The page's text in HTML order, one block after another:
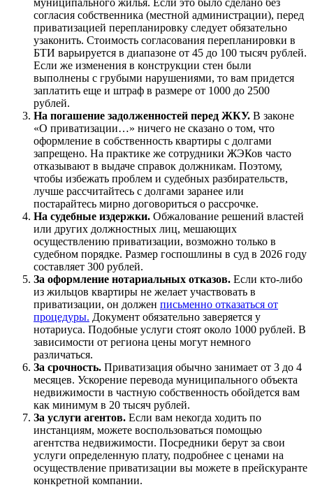
согласия собственника (местной администрации), перед
приватизацией перепланировку следует обязательно
узаконить. Стоимость согласования перепланировки в
БТИ варьируется в диапазоне от 45 до 100 тысяч рублей.
Если же изменения в конструкции стен были
выполнены с грубыми нарушениями, то вам придется
заплатить еще и штраф в размере от 1000 до 2500
рублей.
На погашение задолженностей перед ЖКУ. В законе
«О приватизации…» ничего не сказано о том, что
оформление в собственность квартиры с долгами
запрещено. На практике же сотрудники ЖЭКов часто
отказывают в выдаче справок должникам. Поэтому,
чтобы избежать проблем и судебных разбирательств,
лучше рассчитайтесь с долгами заранее или
постарайтесь мирно договориться о рассрочке.
На судебные издержки. Обжалование решений властей
или других должностных лиц, мешающих
осуществлению приватизации, возможно только в
судебном порядке. Размер госпошлины в суд в 2026 году
составляет 300 рублей.
За оформление нотариальных отказов. Если кто-либо
из жильцов квартиры не желает участвовать в
приватизации, он должен письменно отказаться от
процедуры. Документ обязательно заверяется у
нотариуса. Подобные услуги стоят около 1000 рублей. В
зависимости от региона цены могут немного
различаться.
За срочность. Приватизация обычно занимает от 3 до 4
месяцев. Ускорение перевода муниципального объекта
недвижимости в частную собственность обойдется вам
как минимум в 20 тысяч рублей.
За услуги агентов. Если вам некогда ходить по
инстанциям, можете воспользоваться помощью
агентства недвижимости. Посредники берут за свои
услуги определенную плату, подробнее с ценами на
осуществление приватизации вы можете в прейскуранте
конкретной компании.